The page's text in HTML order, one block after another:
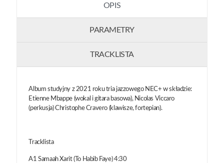
OPIS
PARAMETRY
TRACKLISTA
Album studyjny z 2021 roku tria jazzowego NEC+ w składzie:
Etienne Mbappe (wokal i gitara basowa), Nicolas Viccaro
(perkusja) Christophe Cravero (klawisze, fortepian).
Tracklista
A1 Samaah Xarit (To Habib Faye) 4:30